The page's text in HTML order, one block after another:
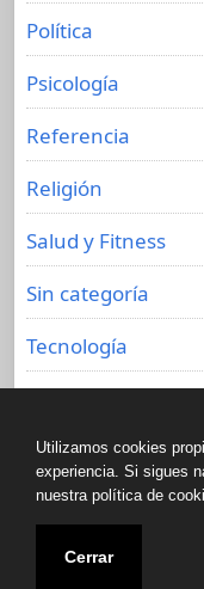
Política
Psicología
Referencia
Religión
Salud y Fitness
Sin categoría
Tecnología
Utilizamos cookies
experiencia. Si sigues
nuestra política de
Cerrar